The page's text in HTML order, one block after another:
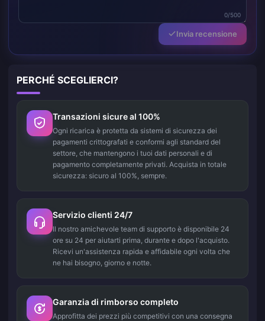
0/500
Invia recensione
PERCHÉ SCEGLIERCI?
Transazioni sicure al 100%
Ogni ricarica è protetta da sistemi di sicurezza dei
pagamenti crittografati e conformi agli standard del
settore, che mantengono i tuoi dati personali e di
pagamento completamente privati. Acquista in totale
sicurezza: sicuro al 100%, sempre.
Servizio clienti 24/7
Il nostro amichevole team di supporto è disponibile 24
ore su 24 per aiutarti prima, durante e dopo l'acquisto.
Ricevi un'assistenza rapida e affidabile ogni volta che
ne hai bisogno, giorno e notte.
Garanzia di rimborso completo
Approfitta dei prezzi più competitivi con una consegna